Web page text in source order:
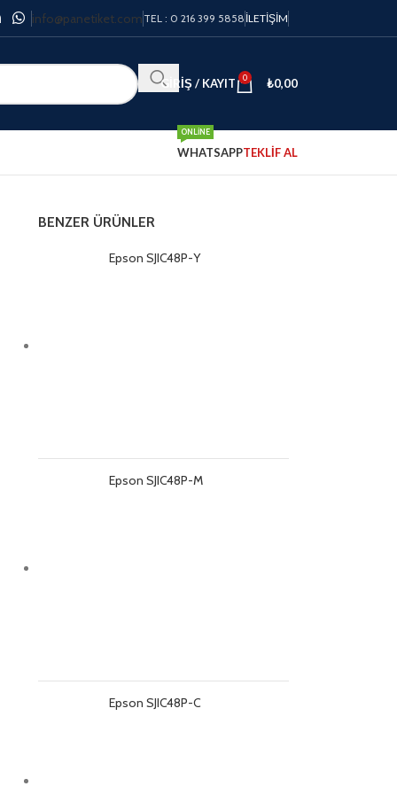
info@panetiket.com TEL : 0 216 399 5858 İLETIŞIM
GIRIŞ / KAYIT 0 ₺0,00
WHATSAPP
ONLINE
TEKLİF AL
BENZER ÜRÜNLER
Epson SJIC48P-Y
Epson SJIC48P-M
Epson SJIC48P-C